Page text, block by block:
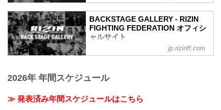
バンタム級タイトルマッチ
RIZIN MMAルール：5分 3R（61.0kg）
（LOSE）フアン・アーチュレッタ vs. 朝
倉海（WIN）
...
収めた「BACKSTAGE GALLERY」
第10試合〜第17試合までのvol.1はこち
ら！
第9試合／太田忍 vs. 芦澤竜誠4
第7試合／イゴール・タナベ vs. 安西信昌
6
BACKSTAGE GALLERY - RIZIN
FIGHTING FEDERATION オフィシ
ャルサイト
BACKSTAGE GALLERY の記事一覧 - 格
イジン ファイティング フェデレーショ
いきます。
jp.rizinff.com
2026年 年間スケジュール
≫ 発表済み年間スケジュールはこちら